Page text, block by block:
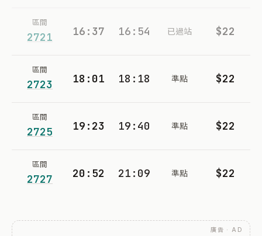
區間
2721 16:37 16:54 已過站 $22
區間
2723 18:01 18:18 準點 $22
區間
2725 19:23 19:40 準點 $22
區間
2727 20:52 21:09 準點 $22
廣告 · AD